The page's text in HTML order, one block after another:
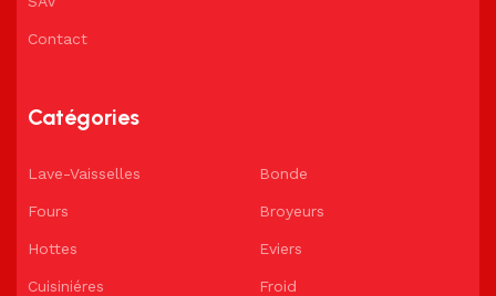
Contact
Catégories
Lave-Vaisselles
Fours
Hottes
Cuisiniéres
Bonde
Broyeurs
Eviers
Froid